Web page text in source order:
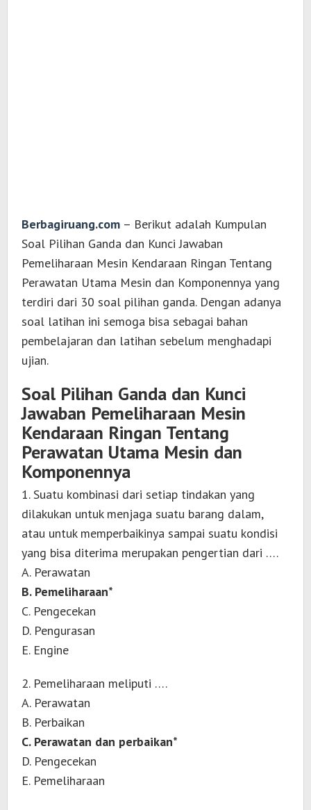
Berbagiruang.com – Berikut adalah Kumpulan
Soal Pilihan Ganda dan Kunci Jawaban
Pemeliharaan Mesin Kendaraan Ringan Tentang
Perawatan Utama Mesin dan Komponennya yang
terdiri dari 30 soal pilihan ganda. Dengan adanya
soal latihan ini semoga bisa sebagai bahan
pembelajaran dan latihan sebelum menghadapi
ujian.
Soal Pilihan Ganda dan Kunci
Jawaban Pemeliharaan Mesin
Kendaraan Ringan Tentang
Perawatan Utama Mesin dan
Komponennya
1. Suatu kombinasi dari setiap tindakan yang
dilakukan untuk menjaga suatu barang dalam,
atau untuk memperbaikinya sampai suatu kondisi
yang bisa diterima merupakan pengertian dari ….
A. Perawatan
B. Pemeliharaan*
C. Pengecekan
D. Pengurasan
E. Engine
2. Pemeliharaan meliputi ….
A. Perawatan
B. Perbaikan
C. Perawatan dan perbaikan*
D. Pengecekan
E. Pemeliharaan